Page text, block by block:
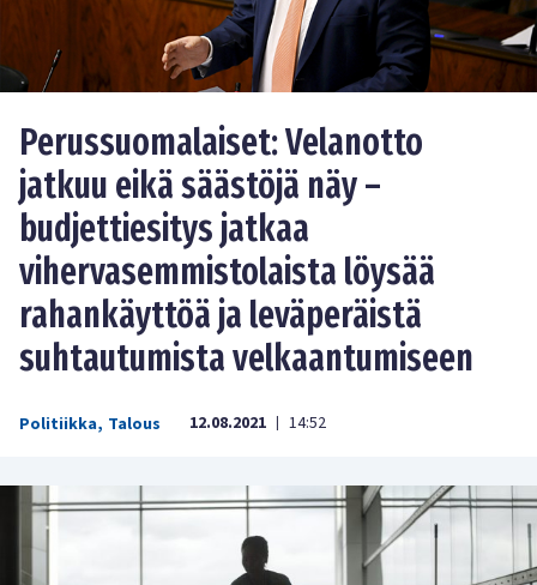
Perussuomalaiset: Velanotto
jatkuu eikä säästöjä näy –
budjettiesitys jatkaa
vihervasemmistolaista löysää
rahankäyttöä ja leväperäistä
suhtautumista velkaantumiseen
Politiikka, Talous 12.08.2021 | 14:52